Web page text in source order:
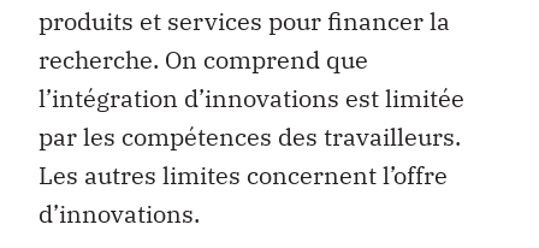
produits et services pour financer la
recherche. On comprend que
l’intégration d’innovations est limitée
par les compétences des travailleurs.
Les autres limites concernent l’offre
d’innovations.